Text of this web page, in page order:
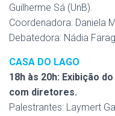
Guilherme Sá (UnB).
Coordenadora: Daniela
Debatedora: Nádia
CASA DO LAGO
18h às 20h: Exibição
com diretores.
Palestrantes: Laymert